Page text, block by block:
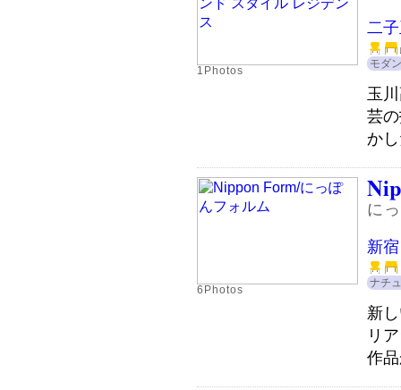
1Photos
二
モダン
玉
芸
か
6Photos
に
新宿
ナチ
新
リ
作